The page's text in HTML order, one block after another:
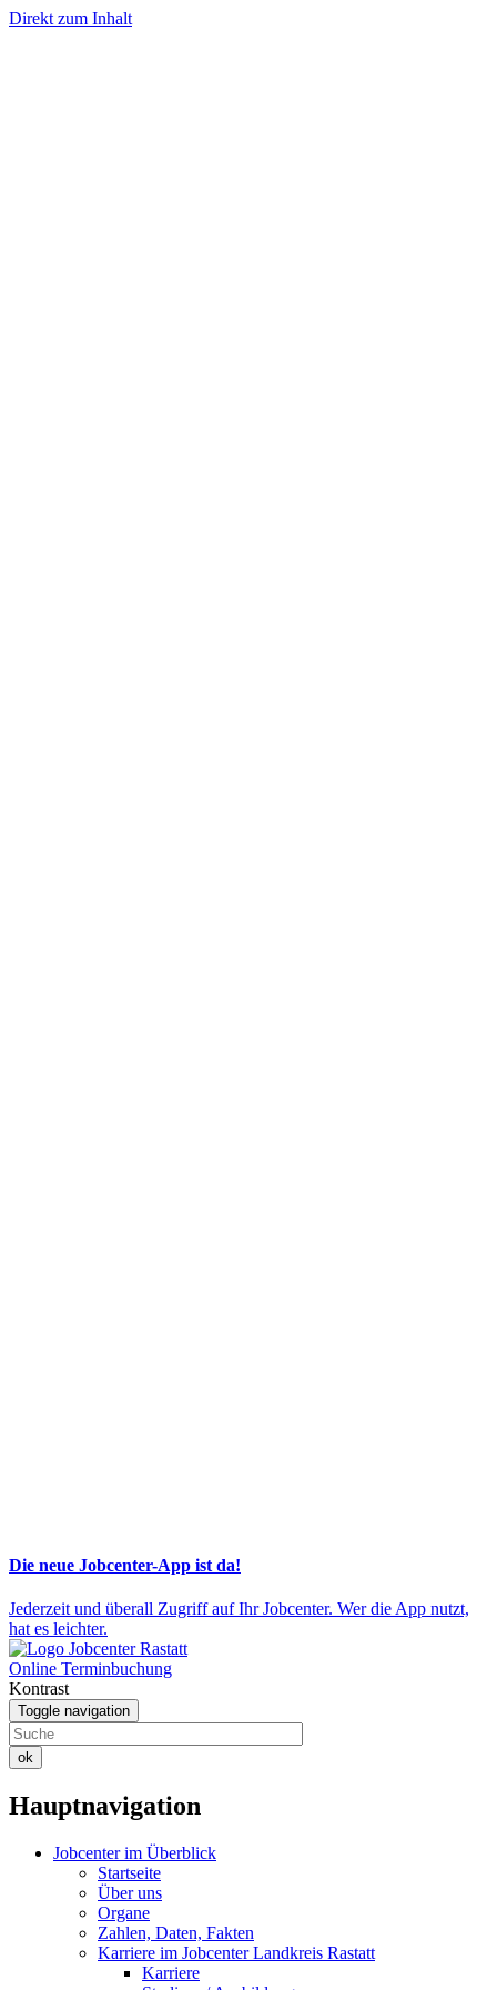
Direkt zum Inhalt
Die neue Jobcenter-App ist da!
Jederzeit und überall Zugriff auf Ihr Jobcenter. Wer die App nutzt,
hat es leichter.
Online Terminbuchung
Kontrast
Toggle navigation
ok
Hauptnavigation
Jobcenter im Überblick
Startseite
Über uns
Organe
Zahlen, Daten, Fakten
Karriere im Jobcenter Landkreis Rastatt
Karriere